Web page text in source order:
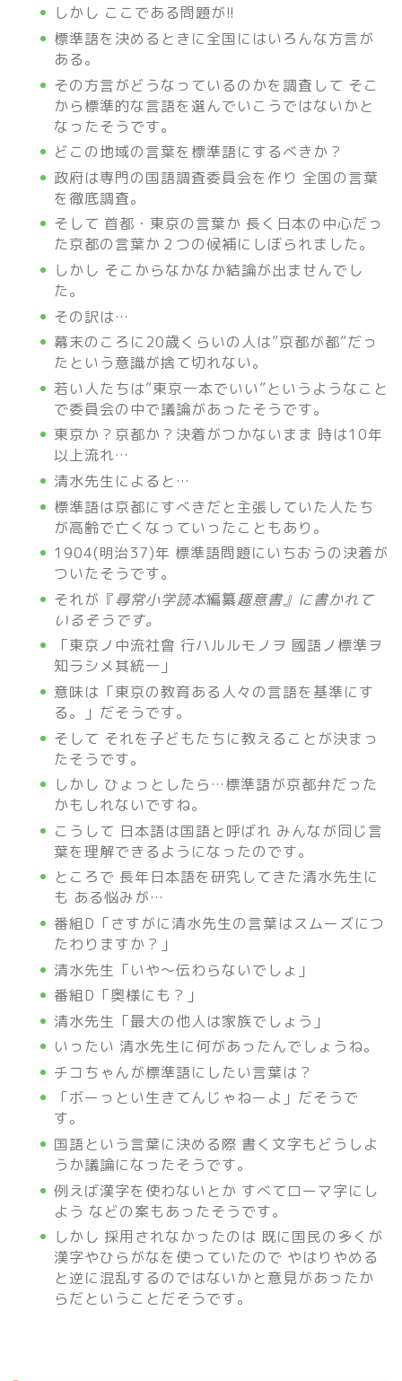
しかし ここである問題が!!
標準語を決めるときに全国にはいろんな方言が
ある。
その方言がどうなっているのかを調査して そこ
から標準的な言語を選んでいこうではないかと
なったそうです。
どこの地域の言葉を標準語にするべきか？
政府は専門の国語調査委員会を作り 全国の言葉
を徹底調査。
そして 首都・東京の言葉か 長く日本の中心だっ
た京都の言葉か２つの候補にしぼられました。
しかし そこからなかなか結論が出ませんでし
た。
その訳は…
幕末のころに20歳くらいの人は”京都が都”だっ
たという意識が捨て切れない。
若い人たちは”東京一本でいい”というようなこと
で委員会の中で議論があったそうです。
東京か？京都か？決着がつかないまま 時は10年
以上流れ…
清水先生によると…
標準語は京都にすべきだと主張していた人たち
が高齢で亡くなっていったこともあり。
1904(明治37)年 標準語問題にいちおうの決着が
ついたそうです。
それが『尋常小学読本編纂趣意書』に書かれて
いるそうです。
「東京ノ中流社會 行ハルルモノヲ 國語ノ標準ヲ
知ラシメ其統一」
意味は「東京の教育ある人々の言語を基準にす
る。」だそうです。
そして それを子どもたちに教えることが決まっ
たそうです。
しかし ひょっとしたら…標準語が京都弁だった
かもしれないですね。
こうして 日本語は国語と呼ばれ みんなが同じ言
葉を理解できるようになったのです。
ところで 長年日本語を研究してきた清水先生に
も ある悩みが…
番組D「さすがに清水先生の言葉はスムーズにつ
たわりますか？」
清水先生「いや～伝わらないでしょ」
番組D「奥様にも？」
清水先生「最大の他人は家族でしょう」
いったい 清水先生に何があったんでしょうね。
チコちゃんが標準語にしたい言葉は？
「ボーっとい生きてんじゃねーよ」だそうで
す。
国語という言葉に決める際 書く文字もどうしよ
うか議論になったそうです。
例えば漢字を使わないとか すべてローマ字にし
よう などの案もあったそうです。
しかし 採用されなかったのは 既に国民の多くが
漢字やひらがなを使っていたので やはりやめる
と逆に混乱するのではないかと意見があったか
らだということだそうです。